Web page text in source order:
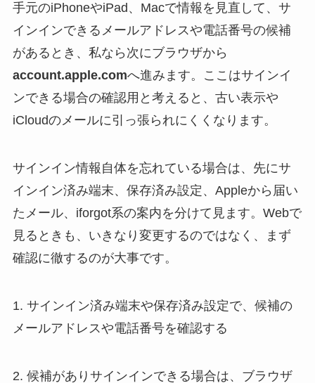
手元のiPhoneやiPad、Macで情報を見直して、サ
インインできるメールアドレスや電話番号の候補
があるとき、私なら次にブラウザから
account.apple.comへ進みます。ここはサインイ
ンできる場合の確認用と考えると、古い表示や
iCloudのメールに引っ張られにくくなります。
サインイン情報自体を忘れている場合は、先にサ
インイン済み端末、保存済み設定、Appleから届い
たメール、iforgot系の案内を分けて見ます。Webで
見るときも、いきなり変更するのではなく、まず
確認に徹するのが大事です。
1. サインイン済み端末や保存済み設定で、候補の
メールアドレスや電話番号を確認する
2. 候補がありサインインできる場合は、ブラウザ